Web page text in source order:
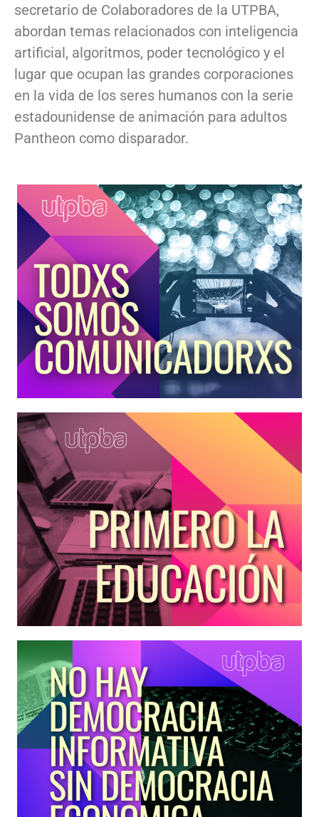
secretario de Colaboradores de la UTPBA,
abordan temas relacionados con inteligencia
artificial, algoritmos, poder tecnológico y el
lugar que ocupan las grandes corporaciones
en la vida de los seres humanos con la serie
estadounidense de animación para adultos
Pantheon como disparador.